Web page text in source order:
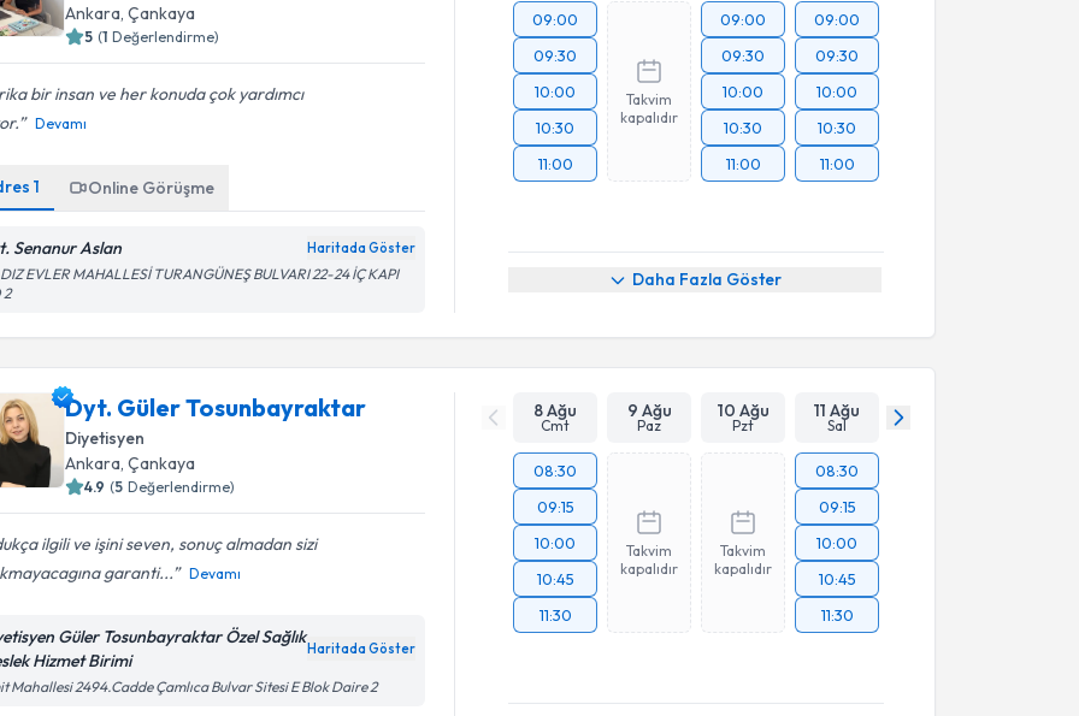
Ankara, Çankaya
5 (1 Değerlendirme)
bir insan ve her konuda çok yardımcı
Devamı
1 Online Görüşme
Senanur Aslan Haritada Göster
EVLER MAHALLESİ TURANGÜNEŞ BULVARI 22-24 İÇ KAPI
2
09:00
09:30
10:00
10:30
11:00
Takvim
kapalıdır
09:00
09:30
10:00
10:30
11:00
09:00
09:30
10:00
10:30
11:00
Daha Fazla Göster
Dyt. Güler Tosunbayraktar
Diyetisyen
Ankara, Çankaya
4.9 (5 Değerlendirme)
ilgili ve işini seven, sonuç almadan sizi
garanti...
Devamı
Güler Tosunbayraktar Özel Sağlık
Hizmet Birimi
Haritada Göster
Mahallesi 2494.Cadde Çamlıca Bulvar Sitesi E Blok Daire 2
8 Ağu
Cmt
9 Ağu
Paz
10 Ağu
Pzt
11 Ağu
Sal
08:30
09:15
10:00
10:45
11:30
Takvim
kapalıdır
Takvim
kapalıdır
08:30
09:15
10:00
10:45
11:30